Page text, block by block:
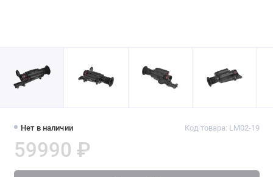
Нет в наличии Код товара: LM02-19
59990 ₽